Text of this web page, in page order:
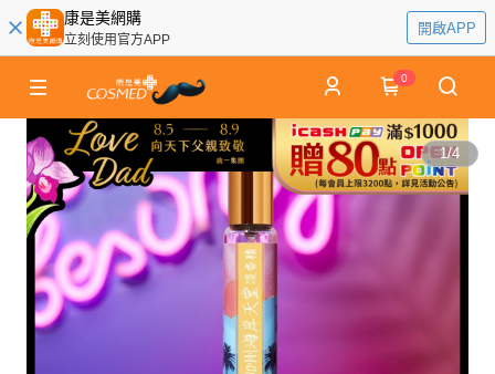
康是美網購
立刻使用官方APP
開啟APP
0
1/4